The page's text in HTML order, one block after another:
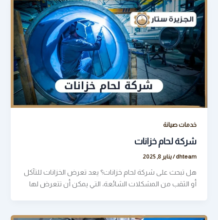
خدمات صيانة
شركة لحام خزانات
dhteam
/يناير 8, 2025
هل تبحث على شركة لحام خزانات؟ يعد تعرض الخزانات للتآكل
أو الثقب من المشكلات الشائعة، التي يمكن أن تتعرض لها